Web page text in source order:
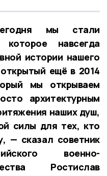
мы стали
которое навсегда
истории нашего
ещё в 2014
мы открываем
архитектурным
наших душ,
силы для тех, кто
— сказал советник
военно-
Ростислав